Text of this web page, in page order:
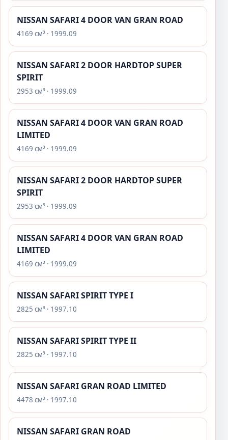
NISSAN SAFARI 4 DOOR VAN GRAN ROAD
4169 см³ · 1999.09
NISSAN SAFARI 2 DOOR HARDTOP SUPER
SPIRIT
2953 см³ · 1999.09
NISSAN SAFARI 4 DOOR VAN GRAN ROAD
LIMITED
4169 см³ · 1999.09
NISSAN SAFARI 2 DOOR HARDTOP SUPER
SPIRIT
2953 см³ · 1999.09
NISSAN SAFARI 4 DOOR VAN GRAN ROAD
LIMITED
4169 см³ · 1999.09
NISSAN SAFARI SPIRIT TYPE I
2825 см³ · 1997.10
NISSAN SAFARI SPIRIT TYPE II
2825 см³ · 1997.10
NISSAN SAFARI GRAN ROAD LIMITED
4478 см³ · 1997.10
NISSAN SAFARI GRAN ROAD